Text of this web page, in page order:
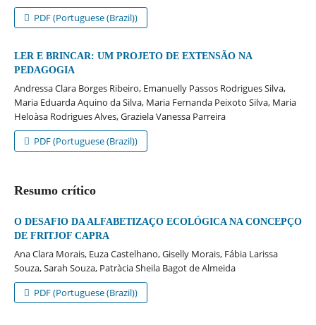
PDF (Portuguese (Brazil))
LER E BRINCAR: UM PROJETO DE EXTENSÃO NA
PEDAGOGIA
Andressa Clara Borges Ribeiro, Emanuelly Passos Rodrigues Silva,
Maria Eduarda Aquino da Silva, Maria Fernanda Peixoto Silva, Maria
Heloà­sa Rodrigues Alves, Graziela Vanessa Parreira
PDF (Portuguese (Brazil))
Resumo crítico
O DESAFIO DA ALFABETIZAÇO ECOLÓGICA NA CONCEPÇO
DE FRITJOF CAPRA
Ana Clara Morais, Euza Castelhano, Giselly Morais, Fábia Larissa
Souza, Sarah Souza, Patrà­cia Sheila Bagot de Almeida
PDF (Portuguese (Brazil))